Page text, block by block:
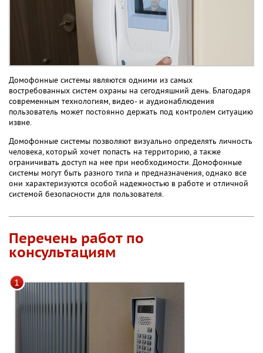
Домофонные системы являются одними из самых
востребованных систем охраны на сегодняшний день. Благодаря
современным технологиям, видео- и аудионаблюдения
пользователь может постоянно держать под контролем ситуацию
извне.
Домофонные системы позволяют визуально определять личность
человека, который хочет попасть на территорию, а также
ограничивать доступ на нее при необходимости. Домофонные
системы могут быть разного типа и предназначения, однако все
они характеризуются особой надежностью в работе и отличной
системой безопасности для пользователя.
Перечень работ по
консультациям